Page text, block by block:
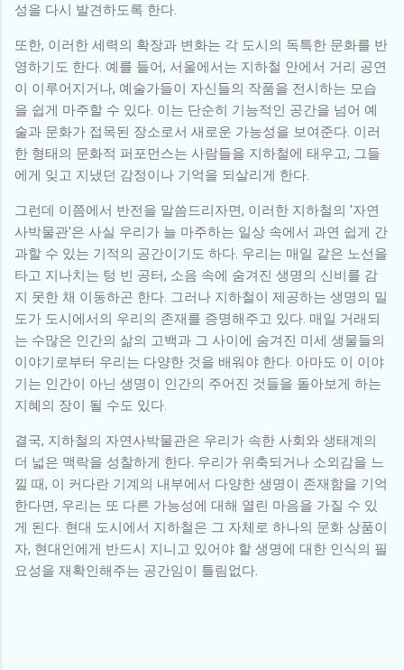
성을 다시 발견하도록 한다.
또한, 이러한 세력의 확장과 변화는 각 도시의 독특한 문화를 반
영하기도 한다. 예를 들어, 서울에서는 지하철 안에서 거리 공연
이 이루어지거나, 예술가들이 자신들의 작품을 전시하는 모습
을 쉽게 마주할 수 있다. 이는 단순히 기능적인 공간을 넘어 예
술과 문화가 접목된 장소로서 새로운 가능성을 보여준다. 이러
한 형태의 문화적 퍼포먼스는 사람들을 지하철에 태우고, 그들
에게 잊고 지냈던 감정이나 기억을 되살리게 한다.
그런데 이쯤에서 반전을 말씀드리자면, 이러한 지하철의 '자연
사박물관'은 사실 우리가 늘 마주하는 일상 속에서 과연 쉽게 간
과할 수 있는 기적의 공간이기도 하다. 우리는 매일 같은 노선을
타고 지나치는 텅 빈 공터, 소음 속에 숨겨진 생명의 신비를 감
지 못한 채 이동하곤 한다. 그러나 지하철이 제공하는 생명의 밀
도가 도시에서의 우리의 존재를 증명해주고 있다. 매일 거래되
는 수많은 인간의 삶의 고백과 그 사이에 숨겨진 미세 생물들의
이야기로부터 우리는 다양한 것을 배워야 한다. 아마도 이 이야
기는 인간이 아닌 생명이 인간의 주어진 것들을 돌아보게 하는
지혜의 장이 될 수도 있다.
결국, 지하철의 자연사박물관은 우리가 속한 사회와 생태계의
더 넓은 맥락을 성찰하게 한다. 우리가 위축되거나 소외감을 느
낄 때, 이 커다란 기계의 내부에서 다양한 생명이 존재함을 기억
한다면, 우리는 또 다른 가능성에 대해 열린 마음을 가질 수 있
게 된다. 현대 도시에서 지하철은 그 자체로 하나의 문화 상품이
자, 현대인에게 반드시 지니고 있어야 할 생명에 대한 인식의 필
요성을 재확인해주는 공간임이 틀림없다.